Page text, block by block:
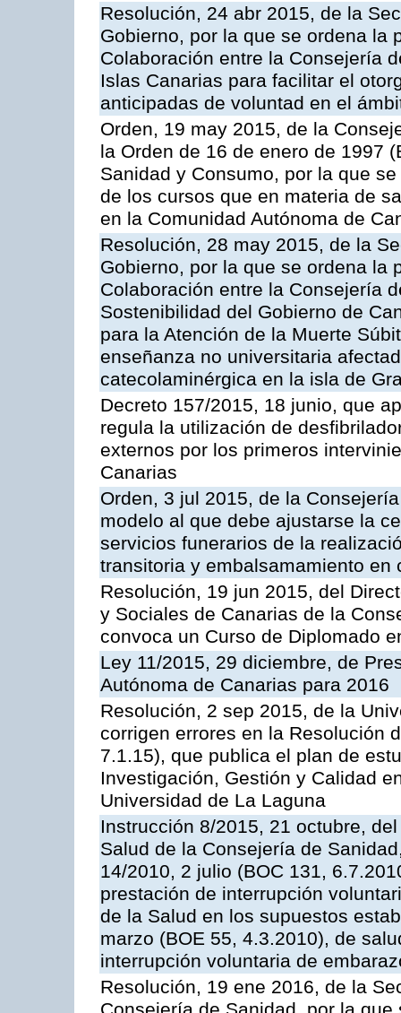
Resolución, 24 abr 2015, de la
Gobierno, por la que se ordena la
Colaboración entre la Consejería
Islas Canarias para facilitar el
anticipadas de voluntad en el
Orden, 19 may 2015, de la
la Orden de 16 de enero de 1997
Sanidad y Consumo, por la que
de los cursos que en materia de
en la Comunidad Autónoma de
Resolución, 28 may 2015, de la
Gobierno, por la que se ordena la
Colaboración entre la Consejería
Sostenibilidad del Gobierno de
para la Atención de la Muerte
enseñanza no universitaria
catecolaminérgica en la isla de
Decreto 157/2015, 18 junio, que
regula la utilización de
externos por los primeros
Canarias
Orden, 3 jul 2015, de la
modelo al que debe ajustarse la
servicios funerarios de la
transitoria y embalsamamiento en
Resolución, 19 jun 2015, del
y Sociales de Canarias de la
convoca un Curso de Diplomado
Ley 11/2015, 29 diciembre, de
Autónoma de Canarias para 2016
Resolución, 2 sep 2015, de la
corrigen errores en la Resolución
7.1.15), que publica el plan de
Investigación, Gestión y Calidad
Universidad de La Laguna
Instrucción 8/2015, 21 octubre,
Salud de la Consejería de
14/2010, 2 julio (BOC 131,
prestación de interrupción
de la Salud en los supuestos
marzo (BOE 55, 4.3.2010), de
interrupción voluntaria de
Resolución, 19 ene 2016, de la